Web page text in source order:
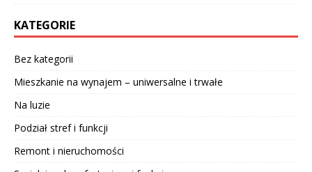
KATEGORIE
Bez kategorii
Mieszkanie na wynajem – uniwersalne i trwałe
Na luzie
Podział stref i funkcji
Remont i nieruchomości